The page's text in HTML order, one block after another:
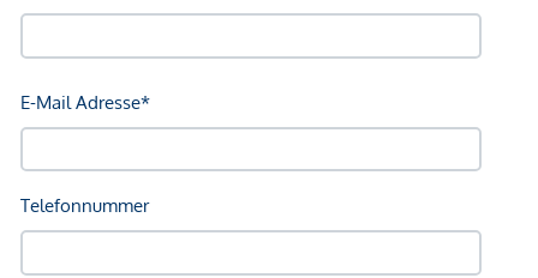
U-Bahn <500m
Straßenbahn <500m